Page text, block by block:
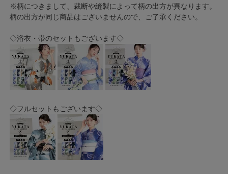
※柄につきまして、裁断や縫製によって柄の出方が異なります。
柄の出方が同じ商品はございませんので、ご了承ください。
◇浴衣・帯のセットもございます◇
◇フルセットもございます◇